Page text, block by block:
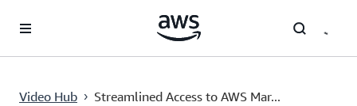
Video Hub › Streamlined Access to AWS Mar...
Current
0:00 / Duration
2:23